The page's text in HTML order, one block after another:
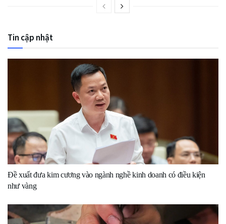
Tin cập nhật
Đề xuất đưa kim cương vào ngành nghề kinh doanh có điều kiện
như vàng